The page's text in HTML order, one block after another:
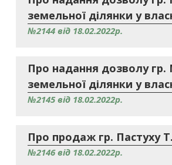
земельної ділянки у
№2144 від 18.02.2022р.
Про надання дозволу
земельної ділянки у
№2145 від 18.02.2022р.
Про продаж гр. Пастуху
№2146 від 18.02.2022р.